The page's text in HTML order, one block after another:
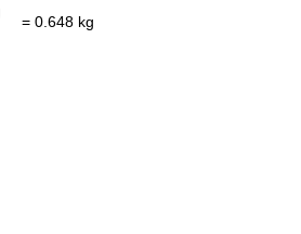
= 0.648 kg